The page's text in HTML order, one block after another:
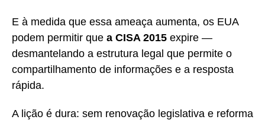
E à medida que essa ameaça aumenta, os EUA
podem permitir que a CISA 2015 expire —
desmantelando a estrutura legal que permite o
compartilhamento de informações e a resposta
rápida.
A lição é dura: sem renovação legislativa e reforma